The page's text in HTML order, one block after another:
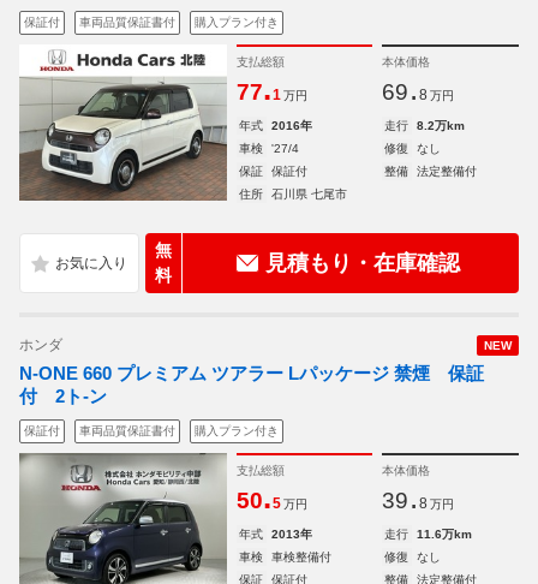
保証付 車両品質保証書付 購入プラン付き
支払総額
77.1 万円
本体価格
69. 8 万円
年式 2016年 走行
8.2万km
車検
'27/4 修復
なし
保証
保証付 整備
法定整備付
住所
石川県 七尾市
無
料
見積もり・在庫確認
NEW
ホンダ
N-ONE 660 プレミアム ツアラー Lパッケージ 禁煙 保証
付 2ト-ン
保証付 車両品質保証書付 購入プラン付き
支払総額
50.5 万円
本体価格
39. 8 万円
年式 2013年 走行
11.6万km
車検
車検整備付 修復
なし
保証
保証付 整備 法定整備付